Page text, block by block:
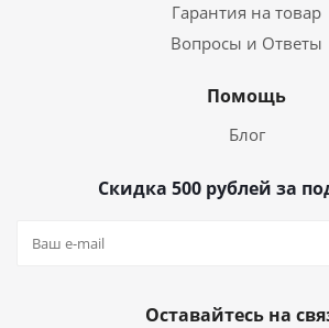
Гарантия на товар
Вопросы и Ответы
Помощь
Блог
Скидка 500 рублей за
Оставайтесь на